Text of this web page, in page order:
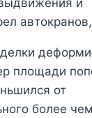
площади
от
более